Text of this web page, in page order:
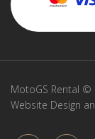
MotoGS Rental ©
Website Design